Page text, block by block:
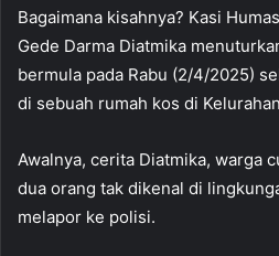
Bagaimana kisahnya? Kasi
Gede Darma Diatmika
bermula pada Rabu (2/4/2025)
di sebuah rumah kos di
Awalnya, cerita Diatmika, warga
dua orang tak dikenal di
melapor ke polisi.